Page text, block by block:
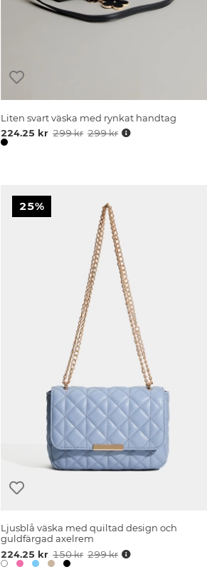
Liten svart väska med rynkat handtag
224.25 kr 299 kr 299 kr
25%
Ljusblå väska med quiltad design och
guldfärgad axelrem
224.25 kr 150 kr 299 kr